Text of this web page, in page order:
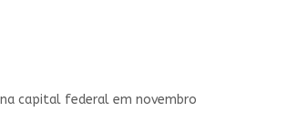
capital federal em novembro